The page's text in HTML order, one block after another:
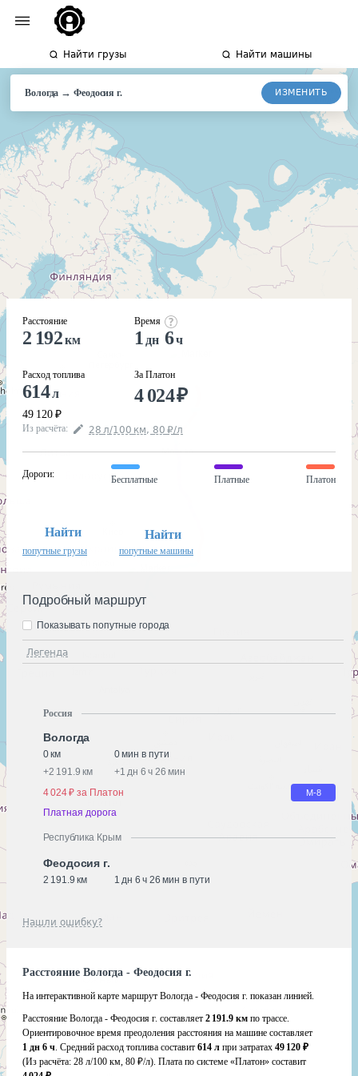
Найти грузы Найти машины
Вологда →Феодосияг. ИЗМЕНИТЬ
Расстояние
2 192км
Расход топлива
614л
49 120 ₽
Время
1 дн 6ч
За Платон
4 024₽
Из расчёта: 28 л/100 км, 80 ₽/л
Дороги:
Бесплатные Платные Платон
Найти
попутные грузы
Найти
попутные машины
Подробный маршрут
Легенда
Показывать попутные города
Россия
Вологда
0 км
0 мин в пути
+2 191.9 км +1 дн 6 ч 26 мин
4 024 ₽ за Платон
М-8
Платная дорога
Республика Крым
Феодосия г.
2 191.9 км 1 дн 6 ч 26 мин в пути
Нашли ошибку?
Расстояние Вологда - Феодосия г.
На интерактивной карте маршрут Вологда - Феодосия г. показан линией.
Расстояние Вологда - Феодосия г. составляет 2 191.9 км по трассе.
Ориентировочное время преодоления расстояния на машине составляет
1 дн 6 ч. Средний расход топлива составит 614 л при затратах 49 120 ₽
(Из расчёта: 28 л/100 км, 80 ₽/л). Плата по системе «Платон» составит